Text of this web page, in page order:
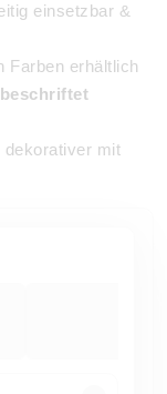
einsetzbar &
Farben erhältlich
beschriftet
dekorativer mit